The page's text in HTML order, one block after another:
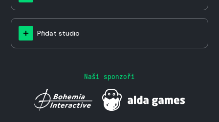
Přidat studio
Naši sponzoři